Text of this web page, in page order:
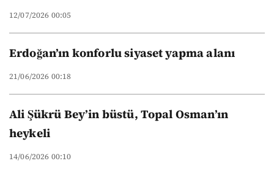
12/07/2026 00:05
Erdoğan’ın konforlu siyaset yapma alanı
21/06/2026 00:18
Ali Şükrü Bey’in büstü, Topal Osman’ın
heykeli
14/06/2026 00:10